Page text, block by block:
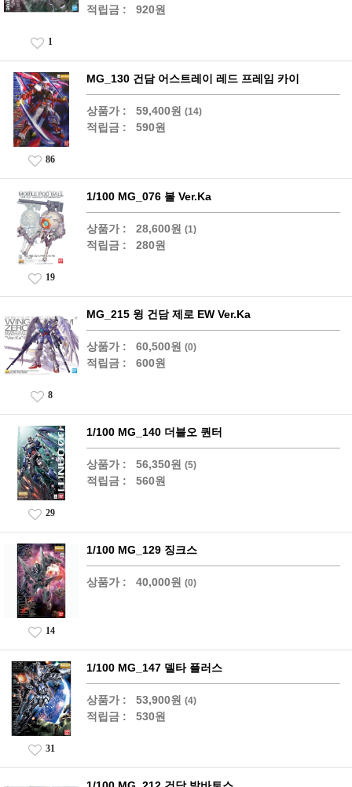
적립금 : 920원
1
MG_130 건담 어스트레이 레드 프레임 카이
상품가 : 59,400원 (14)
적립금 : 590원
86
1/100 MG_076 볼 Ver.Ka
상품가 : 28,600원 (1)
적립금 : 280원
19
MG_215 윙 건담 제로 EW Ver.Ka
상품가 : 60,500원 (0)
적립금 : 600원
8
1/100 MG_140 더블오 퀀터
상품가 : 56,350원 (5)
적립금 : 560원
29
1/100 MG_129 징크스
상품가 : 40,000원 (0)
14
1/100 MG_147 델타 플러스
상품가 : 53,900원 (4)
적립금 : 530원
31